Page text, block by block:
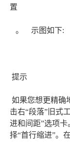
置
。 示图如下:
提示
如果您想更精确
击右“段落”旧式
进和间距”选项卡
择“首行缩进”。